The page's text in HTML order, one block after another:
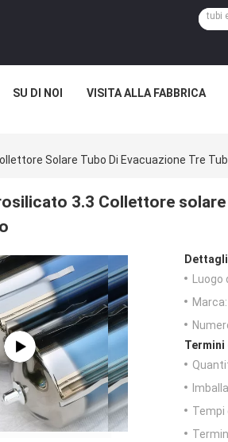
SU DI NOI VISITA ALLA FABBRICA
Solare Tubo Di Evacuazione Tre
3.3 Collettore
Luogo
Marca:
Termini
Tempi